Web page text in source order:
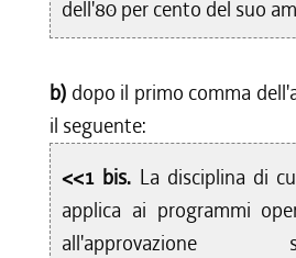
dell'80 per cento del suo
b) dopo il primo comma
il seguente:
<<1 bis. La disciplina di
applica ai programmi
all'approvazione